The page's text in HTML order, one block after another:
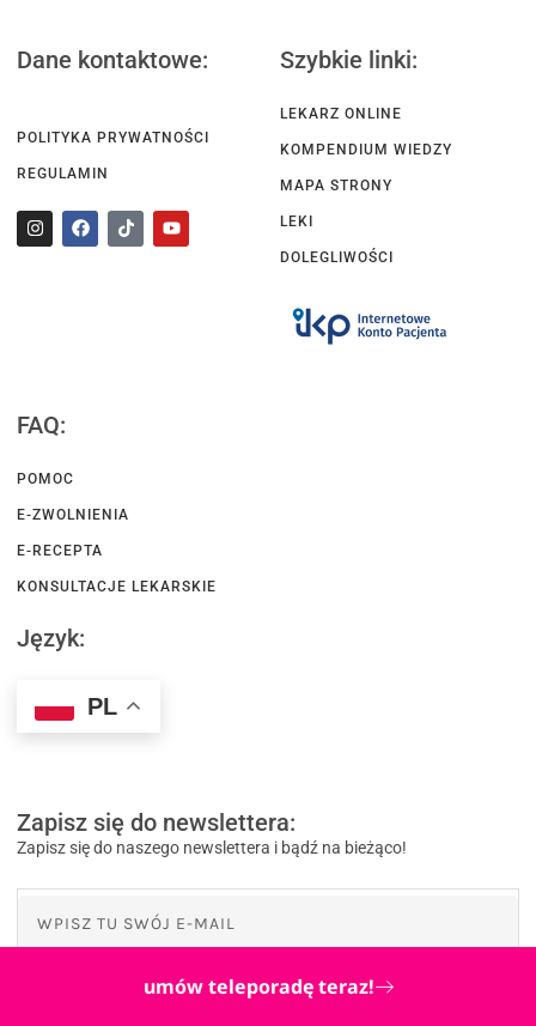
umów teleporadę teraz!
Dane kontaktowe:
POLITYKA PRYWATNOŚCI
REGULAMIN
Szybkie linki:
LEKARZ ONLINE
KOMPENDIUM WIEDZY
MAPA STRONY
LEKI
DOLEGLIWOŚCI
FAQ:
POMOC
E-ZWOLNIENIA
E-RECEPTA
KONSULTACJE LEKARSKIE
Język:
PL
Zapisz się do newslettera:
Zapisz się do naszego newslettera i bądź na bieżąco!